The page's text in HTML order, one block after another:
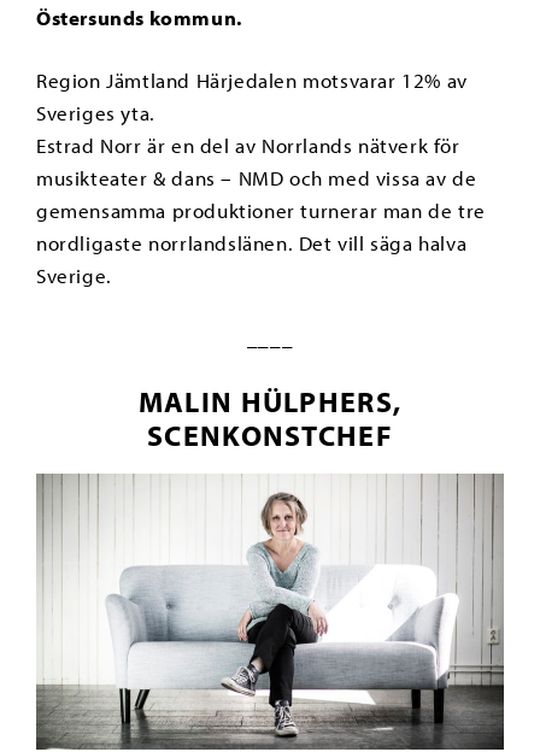
Östersunds kommun.
Region Jämtland Härjedalen motsvarar 12% av
Sveriges yta.
Estrad Norr är en del av Norrlands nätverk för
musikteater & dans – NMD och med vissa av de
gemensamma produktioner turnerar man de tre
nordligaste norrlandslänen. Det vill säga halva
Sverige.
MALIN HÜLPHERS,
SCENKONSTCHEF